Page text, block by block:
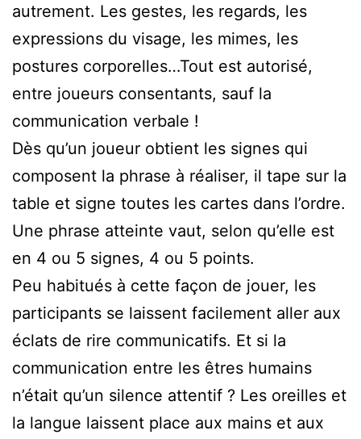
autrement. Les gestes, les regards, les
expressions du visage, les mimes, les
postures corporelles…Tout est autorisé,
entre joueurs consentants, sauf la
communication verbale !
Dès qu’un joueur obtient les signes qui
composent la phrase à réaliser, il tape sur la
table et signe toutes les cartes dans l’ordre.
Une phrase atteinte vaut, selon qu’elle est
en 4 ou 5 signes, 4 ou 5 points.
Peu habitués à cette façon de jouer, les
participants se laissent facilement aller aux
éclats de rire communicatifs. Et si la
communication entre les êtres humains
n’était qu’un silence attentif ? Les oreilles et
la langue laissent place aux mains et aux